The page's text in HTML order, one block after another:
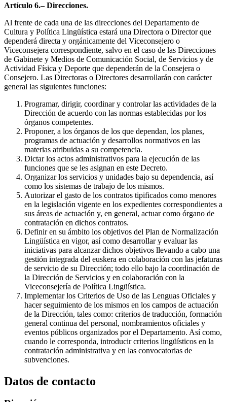
Artículo 6.– Direcciones.
Al frente de cada una de las direcciones del Departamento de
Cultura y Política Lingüística estará una Directora o Director que
dependerá directa y orgánicamente del Viceconsejero o
Viceconsejera correspondiente, salvo en el caso de las Direcciones
de Gabinete y Medios de Comunicación Social, de Servicios y de
Actividad Física y Deporte que dependerán de la Consejera o
Consejero. Las Directoras o Directores desarrollarán con carácter
general las siguientes funciones:
Programar, dirigir, coordinar y controlar las actividades de la
Dirección de acuerdo con las normas establecidas por los
órganos competentes.
Proponer, a los órganos de los que dependan, los planes,
programas de actuación y desarrollos normativos en las
materias atribuidas a su competencia.
Dictar los actos administrativos para la ejecución de las
funciones que se les asignan en este Decreto.
Organizar los servicios y unidades bajo su dependencia, así
como los sistemas de trabajo de los mismos.
Autorizar el gasto de los contratos tipificados como menores
en la legislación vigente en los expedientes correspondientes a
sus áreas de actuación y, en general, actuar como órgano de
contratación en dichos contratos.
Definir en su ámbito los objetivos del Plan de Normalización
Lingüística en vigor, así como desarrollar y evaluar las
iniciativas para alcanzar dichos objetivos llevando a cabo una
gestión integrada del euskera en colaboración con las jefaturas
de servicio de su Dirección; todo ello bajo la coordinación de
la Dirección de Servicios y en colaboración con la
Viceconsejería de Política Lingüística.
Implementar los Criterios de Uso de las Lenguas Oficiales y
hacer seguimiento de los mismos en los campos de actuación
de la Dirección, tales como: criterios de traducción, formación
general continua del personal, nombramientos oficiales y
eventos públicos organizados por el Departamento. Así como,
cuando le corresponda, introducir criterios lingüísticos en la
contratación administrativa y en las convocatorias de
subvenciones.
Datos de contacto